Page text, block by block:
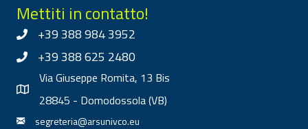
Mettiti in contatto!
+39 388 984 3952
+39 388 625 2480
Via Giuseppe Romita, 13 Bis
28845 - Domodossola (VB)
segreteria@arsunivco.eu